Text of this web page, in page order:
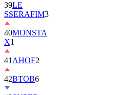
39LE
SSERAFIM3
40MONSTA
X1
41 AHOF2
42BTOB6